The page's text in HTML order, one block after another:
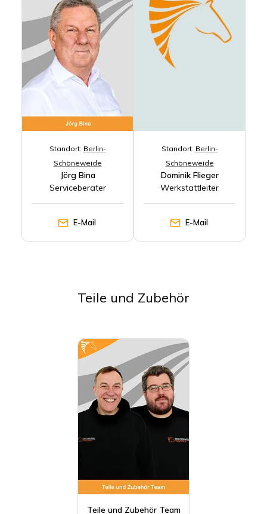
Standort: Berlin-
Schöneweide
Jörg Bina
Serviceberater
E-Mail
Standort: Berlin-
Schöneweide
Dominik Flieger
Werkstattleiter
E-Mail
Teile und Zubehör
Teile und Zubehör Team